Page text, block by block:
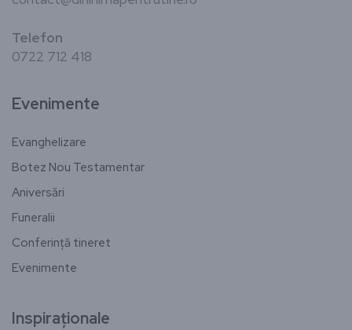
Telefon
0722 712 418
Evenimente
Evanghelizare
Botez Nou Testamentar
Aniversări
Funeralii
Conferință tineret
Evenimente
Inspiraționale